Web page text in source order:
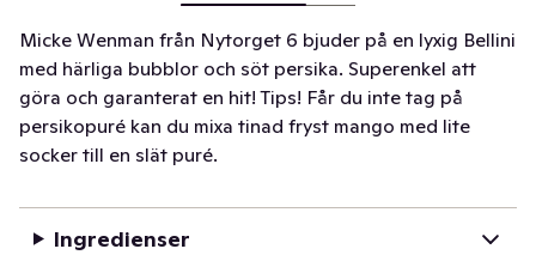
Micke Wenman från Nytorget 6 bjuder på en lyxig Bellini
med härliga bubblor och söt persika. Superenkel att
göra och garanterat en hit! Tips! Får du inte tag på
persikopuré kan du mixa tinad fryst mango med lite
socker till en slät puré.
Ingredienser